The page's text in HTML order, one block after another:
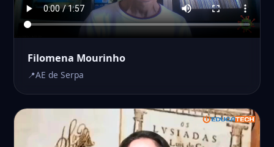
Filomena Mourinho
AE de Serpa